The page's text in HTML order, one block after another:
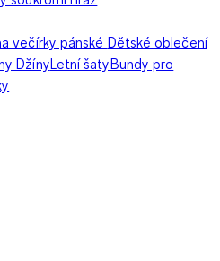
večírky pánské Dětské oblečení
DžínyLetní šatyBundy pro